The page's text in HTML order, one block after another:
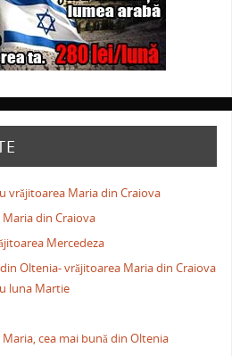
vrăjitoarea Maria din Craiova
din Craiova
Mercedeza
Oltenia- vrăjitoarea Maria din Craiova
luna Martie
cea mai bună din Oltenia